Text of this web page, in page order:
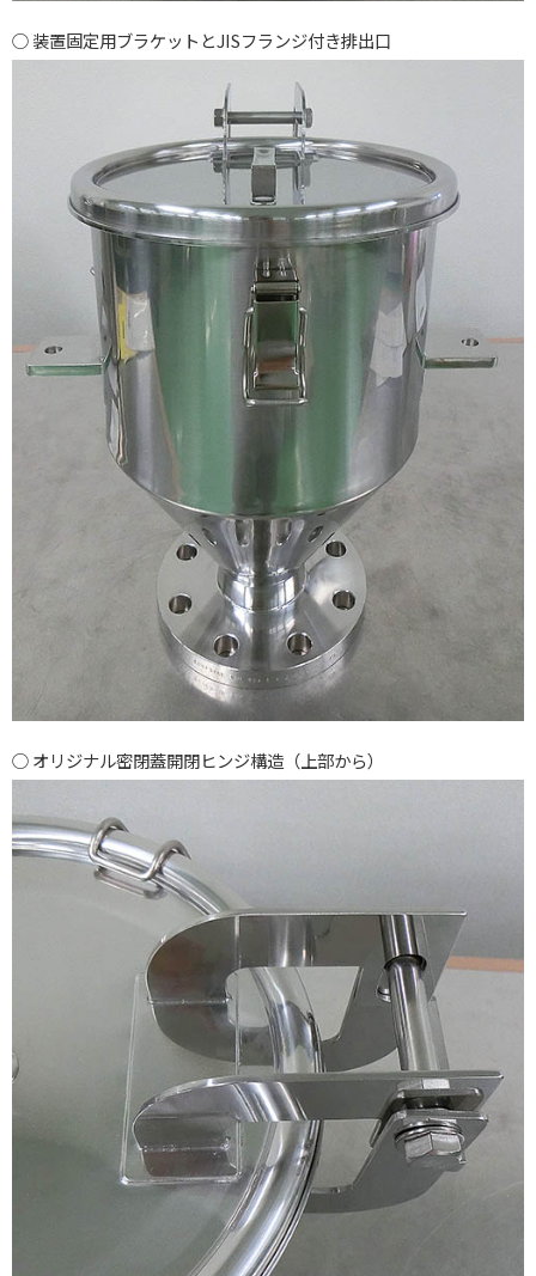
装置固定用ブラケットとJISフランジ付き排出口
オリジナル密閉蓋開閉ヒンジ構造（上部から）